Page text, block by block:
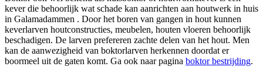
kever die behoorlijk wat schade kan aanrichten aan houtwerk in huis
in Galamadammen . Door het boren van gangen in hout kunnen
keverlarven houtconstructies, meubelen, houten vloeren behoorlijk
beschadigen. De larven prefereren zachte delen van het hout. Men
kan de aanwezigheid van boktorlarven herkennen doordat er
boormeel uit de gaten komt. Ga ook naar pagina boktor bestrijding.